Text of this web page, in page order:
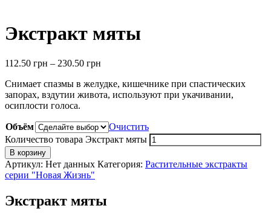
Экстракт мяты
112.50 грн – 230.50 грн
Снимает спазмы в желудке, кишечнике при спастических
запорах, вздутии живота, используют при укачивании,
осиплости голоса.
Объём
Очистить
Количество товара Экстракт мяты
В корзину
Артикул: Нет данных Категория: Растительные экстракты
серии "Новая Жизнь"
Экстракт мяты